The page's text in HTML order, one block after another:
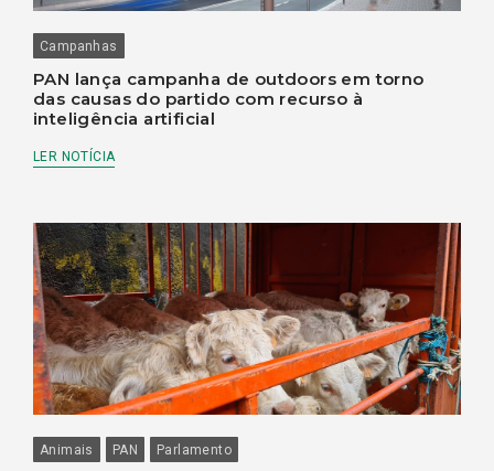
Campanhas
PAN lança campanha de outdoors em torno
das causas do partido com recurso à
inteligência artificial
LER NOTÍCIA
Animais PAN Parlamento